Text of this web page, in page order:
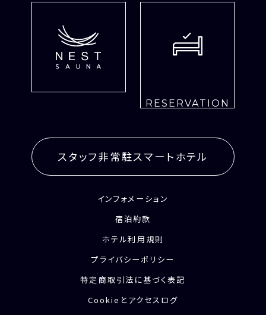
スタッフ非常駐スマートホテル
RESERVATION
インフォメーション
宿泊約款
ホテル利用規則
プライバシーポリシー
特定商取引法に基づく表記
Cookieとアクセスログ